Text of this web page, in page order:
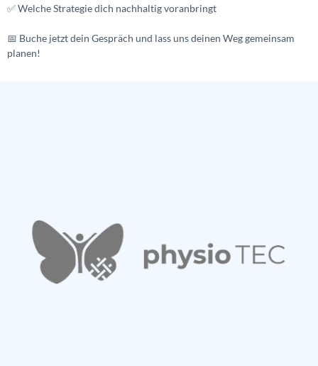
✅ Welche Strategie dich nachhaltig voranbringt
📅 Buche jetzt dein Gespräch und lass uns deinen Weg gemeinsam
planen!